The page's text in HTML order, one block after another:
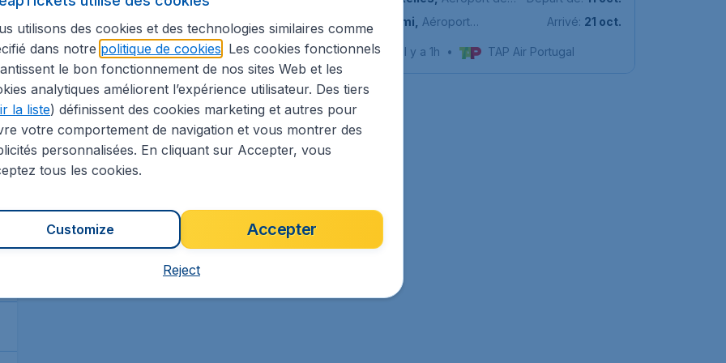
Dubaï
Aéroport
international de Dubaï
Arrivé:
06 oct.
Trouvé il y a 1h • AJet
Bruxelles-National
Miami
Aéroport
Arrivé: 21 oct.
Trouvé il y a 1h • TAP Air Portugal
utilisons des cookies et des technologies similaires comme
dans notre politique de cookies . Les cookies fonctionnels
le bon fonctionnement de nos sites Web et les
analytiques améliorent l’expérience utilisateur. Des tiers
la liste) définissent des cookies marketing et autres pour
votre comportement de navigation et vous montrer des
personnalisées. En cliquant sur Accepter, vous
tous les cookies.
Accepter
Customize
Reject